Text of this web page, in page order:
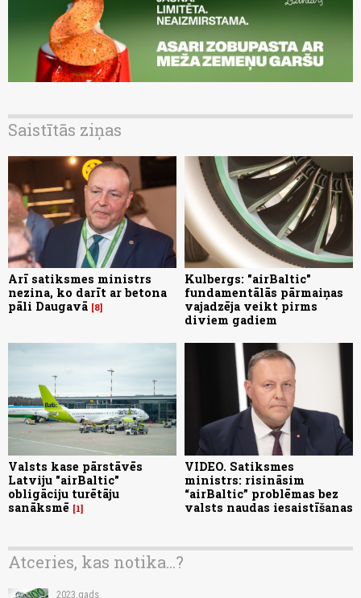
Saistītās ziņas
Arī satiksmes ministrs
nezina, ko darīt ar betona
pāli Daugavā 8
Kulbergs: "airBaltic"
fundamentālās pārmaiņas
vajadzēja veikt pirms
diviem gadiem
Valsts kase pārstāvēs
Latviju "airBaltic"
obligāciju turētāju
sanāksmē
1
VIDEO. Satiksmes
ministrs: risināsim
“airBaltic” problēmas bez
valsts naudas iesaistīšanas
Atceries, kas notika...?
2023.gads